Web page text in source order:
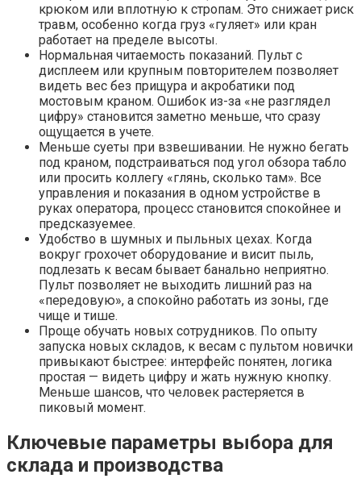
крюком или вплотную к стропам. Это снижает риск
травм, особенно когда груз «гуляет» или кран
работает на пределе высоты.
Нормальная читаемость показаний. Пульт с
дисплеем или крупным повторителем позволяет
видеть вес без прищура и акробатики под
мостовым краном. Ошибок из-за «не разглядел
цифру» становится заметно меньше, что сразу
ощущается в учете.
Меньше суеты при взвешивании. Не нужно бегать
под краном, подстраиваться под угол обзора табло
или просить коллегу «глянь, сколько там». Все
управления и показания в одном устройстве в
руках оператора, процесс становится спокойнее и
предсказуемее.
Удобство в шумных и пыльных цехах. Когда
вокруг грохочет оборудование и висит пыль,
подлезать к весам бывает банально неприятно.
Пульт позволяет не выходить лишний раз на
«передовую», а спокойно работать из зоны, где
чище и тише.
Проще обучать новых сотрудников. По опыту
запуска новых складов, к весам с пультом новички
привыкают быстрее: интерфейс понятен, логика
простая — видеть цифру и жать нужную кнопку.
Меньше шансов, что человек растеряется в
пиковый момент.
Ключевые параметры выбора для
склада и производства